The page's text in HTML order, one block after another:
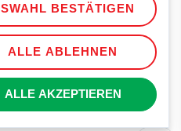
BESTÄTIGEN
ALLE ABLEHNEN
ALLE AKZEPTIEREN